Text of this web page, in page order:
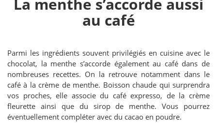
La menthe s’accorde aussi
au café
Parmi les ingrédients souvent privilégiés en cuisine avec le
chocolat, la menthe s’accorde également au café dans de
nombreuses recettes. On la retrouve notamment dans le
café à la crème de menthe. Boisson chaude qui surprendra
vos proches, elle associe du café expresso, de la crème
fleurette ainsi que du sirop de menthe. Vous pourrez
éventuellement compléter avec du cacao en poudre.